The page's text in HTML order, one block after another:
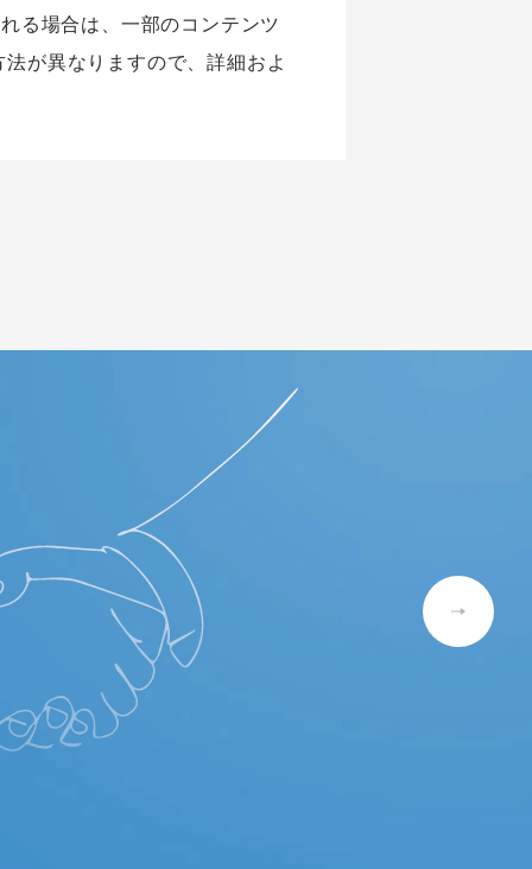
る場合は、一部のコンテンツ
が異なりますので、詳細およ